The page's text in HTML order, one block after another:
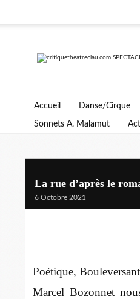
Accueil Danse/Cirque
Sonnets A. Malamut
La rue d’après le
6 Octobre 2021
Poétique,
Marcel Bozonnet